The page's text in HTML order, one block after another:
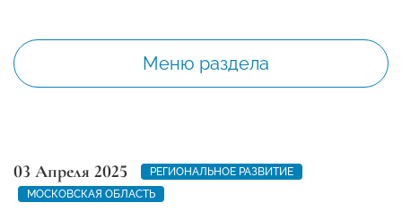
Меню раздела
03 Апреля 2025
РЕГИОНАЛЬНОЕ РАЗВИТИЕ
МОСКОВСКАЯ ОБЛАСТЬ